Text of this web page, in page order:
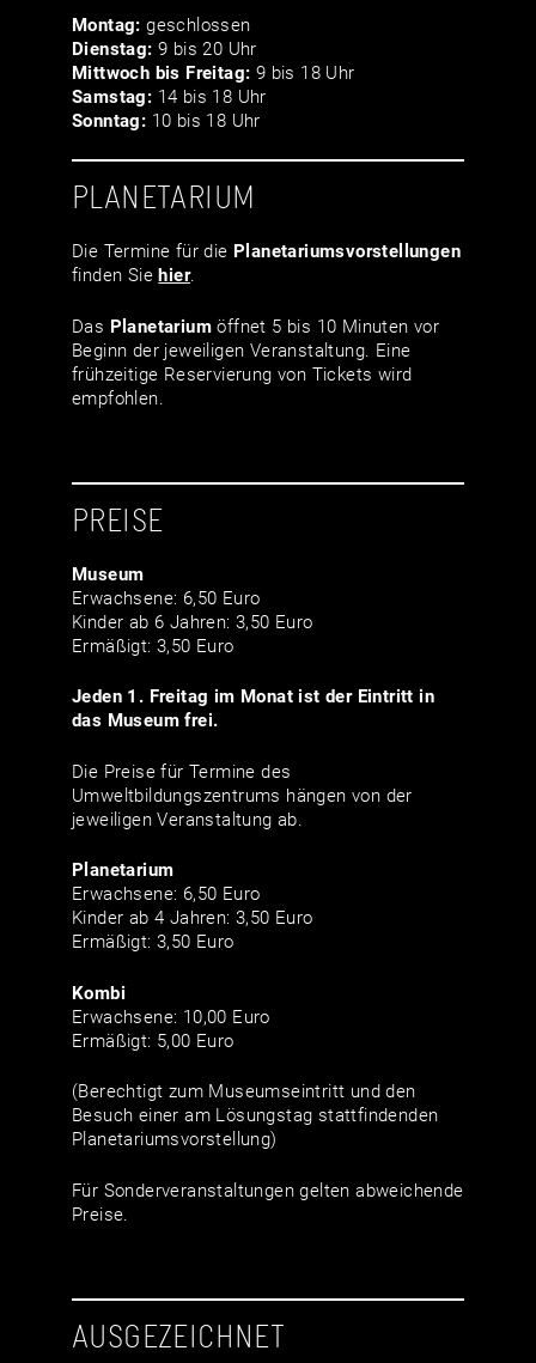
Montag: geschlossen
Dienstag: 9 bis 20 Uhr
Mittwoch bis Freitag: 9 bis 18 Uhr
Samstag: 14 bis 18 Uhr
Sonntag: 10 bis 18 Uhr
PLANETARIUM
Die Termine für die Planetariumsvor­stellungen
finden Siehier.
Das Planetarium öffnet 5 bis 10 Minuten vor
Beginn der jeweiligen Veranstaltung. Eine
frühzeitige Reservierung von Tickets wird
empfohlen.
PREISE
Museum
Erwachsene: 6,50 Euro
Kinder ab 6 Jahren: 3,50 Euro
Ermäßigt: 3,50 Euro
Jeden 1. Freitag im Monat ist der Eintritt in
das Museum frei.
Die Preise für Termine des
Umweltbildungszentrums hängen von der
jeweiligen Veranstaltung ab.
Planetarium
Erwachsene: 6,50 Euro
Kinder ab 4 Jahren: 3,50 Euro
Ermäßigt: 3,50 Euro
Kombi
Erwachsene: 10,00 Euro
Ermäßigt: 5,00 Euro
(Berechtigt zum Museumseintritt und den
Besuch einer am Lösungstag stattfindenden
Planetariumsvorstellung)
Für Sonderveranstaltungen gelten abweichende
Preise.
AUSGEZEICHNET